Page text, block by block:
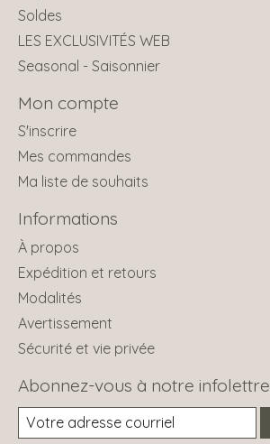
Soldes
LES EXCLUSIVITÉS WEB
Seasonal - Saisonnier
Mon compte
S'inscrire
Mes commandes
Ma liste de souhaits
Informations
À propos
Expédition et retours
Modalités
Avertissement
Sécurité et vie privée
Abonnez-vous à notre infolettre